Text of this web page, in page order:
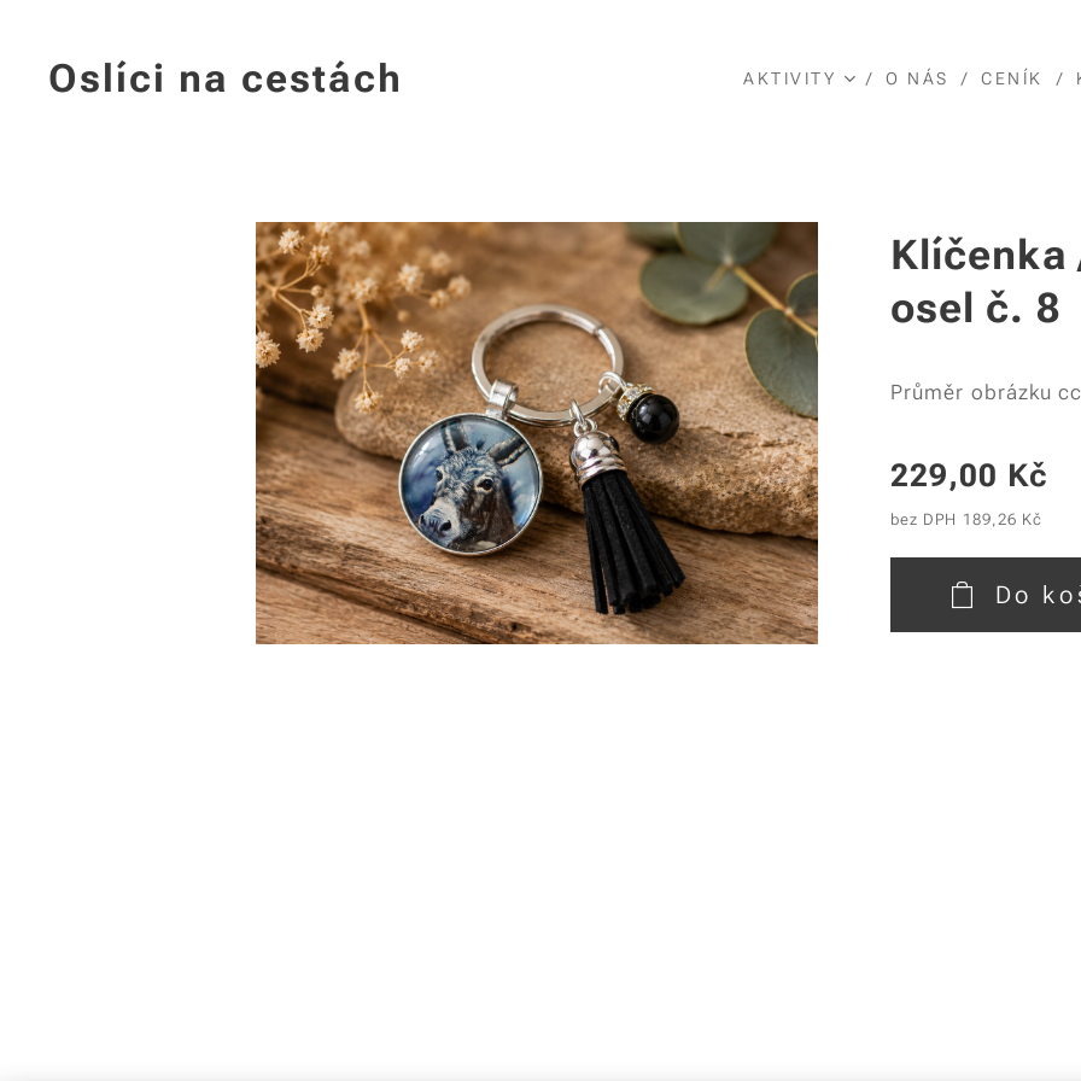
Oslíci na cestách AKTIVITY O NÁS CENÍK
Klíčenka
osel č. 8
Průměr obrázku
229,00 Kč
bez DPH 189,26 Kč
Do